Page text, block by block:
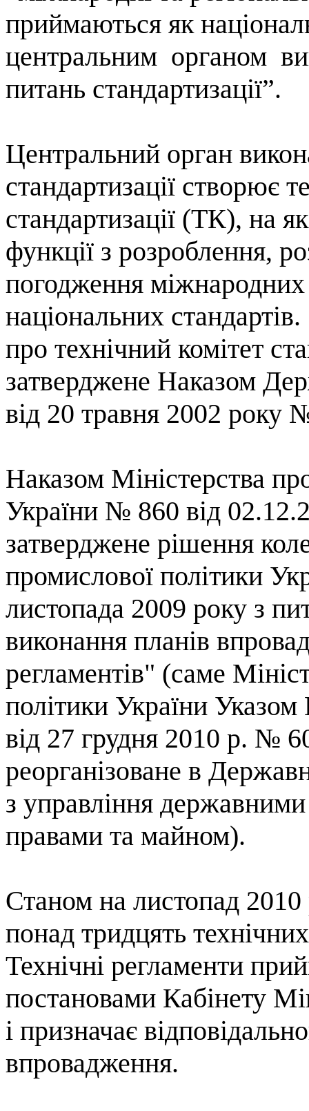
приймаються як
центральним органом
питань стандартизації”.
Центральний орган
стандартизації створює
стандартизації (ТК), на
функції з розроблення,
погодження міжнародних
національних стандартів.
про технічний комітет
затверджене Наказом
від 20 травня 2002 року
Наказом Міністерства
України № 860 від
затверджене рішення
промислової політики
листопада 2009 року з
виконання планів
регламентів" (саме
політики України
від 27 грудня 2010 р. №
реорганізоване в
з управління
правами та майном).
Станом на листопад
понад тридцять технічних
Технічні регламенти
постановами Кабінету
і призначає
впровадження.